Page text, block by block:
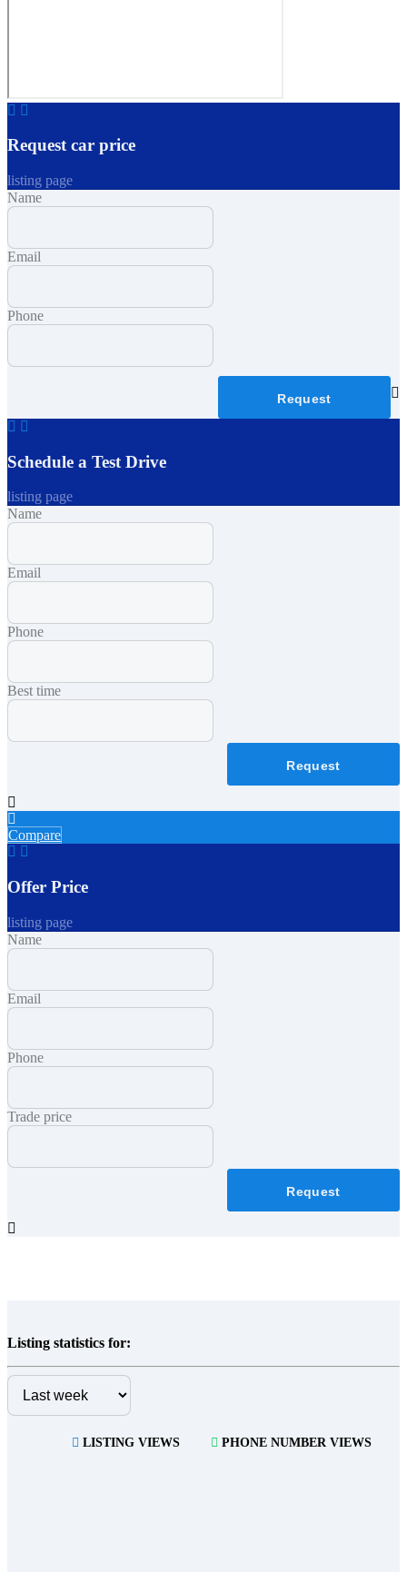
Request car price
listing page
Name
Email
Phone
Request
Schedule a Test Drive
listing page
Name
Email
Phone
Best time
Request
Compare
Offer Price
listing page
Name
Email
Phone
Trade price
Request
Listing statistics for:
LISTING VIEWS PHONE NUMBER VIEWS